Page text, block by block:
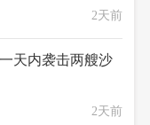
2天前
天内袭击两艘沙
2天前